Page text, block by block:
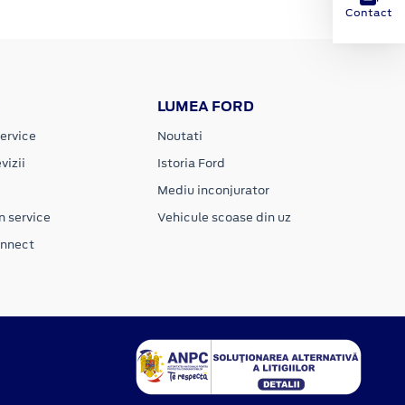
service
LUMEA FORD
Noutati
Istoria Ford
Mediu inconjurator
Vehicule scoase din uz
Contact